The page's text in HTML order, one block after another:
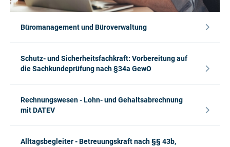
Büromanagement und Büroverwaltung
Schutz- und Sicherheitsfachkraft: Vorbereitung auf
die Sachkundeprüfung nach §34a GewO
Rechnungswesen - Lohn- und Gehaltsabrechnung
mit DATEV
Alltagsbegleiter - Betreuungskraft nach §§ 43b,